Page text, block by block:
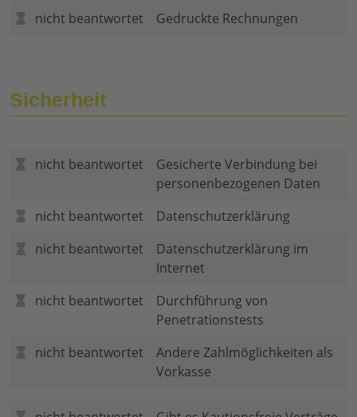
nicht beantwortet
Gedruckte Rechnungen
Sicherheit
nicht beantwortet
Gesicherte Verbindung bei
personenbezogenen Daten
nicht beantwortet
Datenschutzerklärung
nicht beantwortet
Datenschutzerklärung im
Internet
nicht beantwortet
Durchführung von
Penetrationstests
nicht beantwortet
Andere Zahlmöglichkeiten als
Vorkasse